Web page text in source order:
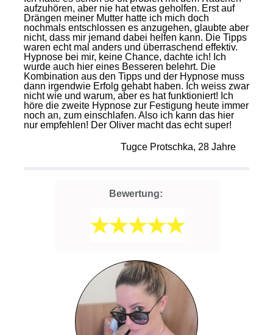
aufzuhören, aber nie hat etwas geholfen. Erst auf
Drängen meiner Mutter hatte ich mich doch
nochmals entschlossen es anzugehen, glaubte aber
nicht, dass mir jemand dabei helfen kann. Die Tipps
waren echt mal anders und überraschend effektiv.
Hypnose bei mir, keine Chance, dachte ich! Ich
wurde auch hier eines Besseren belehrt. Die
Kombination aus den Tipps und der Hypnose muss
dann irgendwie Erfolg gehabt haben. Ich weiss zwar
nicht wie und warum, aber es hat funktioniert! Ich
höre die zweite Hypnose zur Festigung heute immer
noch an, zum einschlafen. Also ich kann das hier
nur empfehlen! Der Oliver macht das echt super!
Tugce Protschka, 28 Jahre
Bewertung: